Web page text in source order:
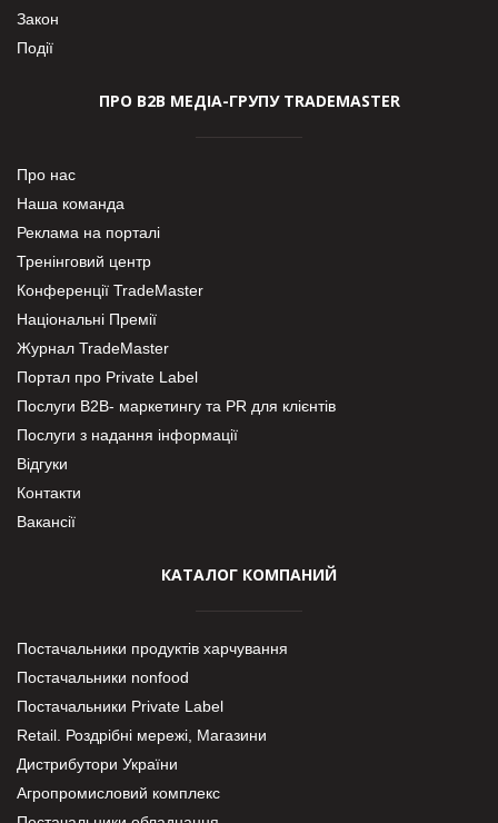
Закон
Події
ПРО В2В МЕДІА-ГРУПУ TRADEMASTER
Про нас
Наша команда
Реклама на порталі
Тренінговий центр
Конференції TradeMaster
Національні Премії
Журнал TradeMaster
Портал про Private Label
Послуги В2В- маркетингу та PR для клієнтів
Послуги з надання інформації
Відгуки
Контакти
Вакансії
КАТАЛОГ КОМПАНИЙ
Постачальники продуктів харчування
Постачальники nonfood
Постачальники Private Label
Retail. Роздрібні мережі, Магазини
Дистрибутори України
Агропромисловий комплекс